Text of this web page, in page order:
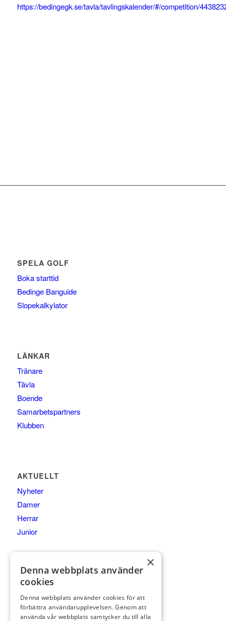
https://bedingegk.se/tavla/tavlingskalender/#/competition/
SPELA GOLF
Boka starttid
Bedinge Banguide
Slopekalkylator
LÄNKAR
Tränare
Tävla
Boende
Samarbetspartners
Klubben
AKTUELLT
Nyheter
Damer
Herrar
Junior
KONTAKTA OSS
Bedinge Golfklubb
Golfbanevägen 10
231 75 Beddingestrand
×
Denna webbplats använder
cookies
Denna webbplats använder cookies för att
förbättra användarupplevelsen. Genom att
använda vår webbplats samtycker du till alla